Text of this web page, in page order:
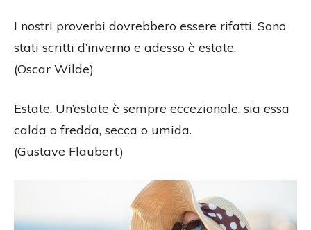
I nostri proverbi dovrebbero essere rifatti. Sono
stati scritti d’inverno e adesso è estate.
(Oscar Wilde)
Estate. Un’estate è sempre eccezionale, sia essa
calda o fredda, secca o umida.
(Gustave Flaubert)